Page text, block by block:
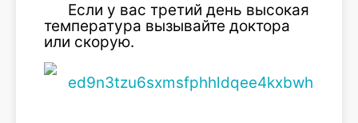
Если у вас третий день высокая
температура вызывайте доктора
или скорую.